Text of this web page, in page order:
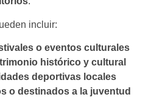
incluir:
o eventos culturales
histórico y cultural
deportivas locales
o destinados a la juventud